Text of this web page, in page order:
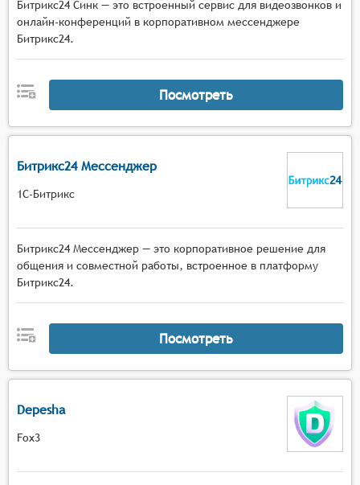
Битрикс24 Синк — это встроенный сервис для видеозвонков и
онлайн-конференций в корпоративном мессенджере
Битрикс24.
Посмотреть
Битрикс24 Мессенджер
1С-Битрикс
Битрикс24 Мессенджер — это корпоративное решение для
общения и совместной работы, встроенное в платформу
Битрикс24.
Посмотреть
Depesha
Fox3